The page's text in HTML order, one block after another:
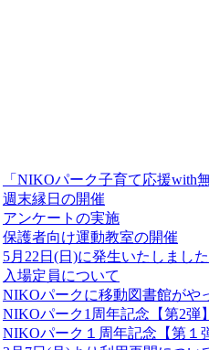
「NIKOパーク子育て応援with
週末縁日の開催
アンケートの実施
保護者向け運動教室の開催
5月22日(日)に発生いたしまし
入場定員について
NIKOパークに移動図書館がや
NIKOパーク1周年記念【第2弾】
NIKOパーク１周年記念【第１